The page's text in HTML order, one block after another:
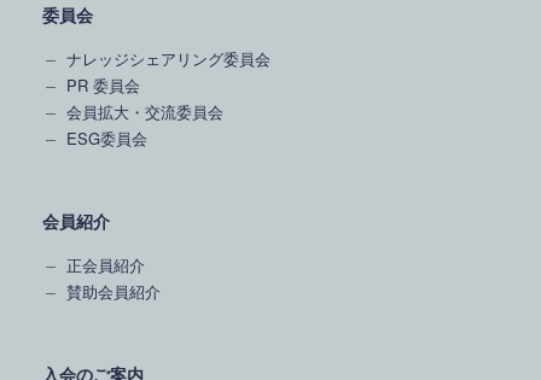
委員会
ナレッジシェアリング委員会
PR 委員会
会員拡大・交流委員会
ESG委員会
会員紹介
正会員紹介
賛助会員紹介
入会のご案内